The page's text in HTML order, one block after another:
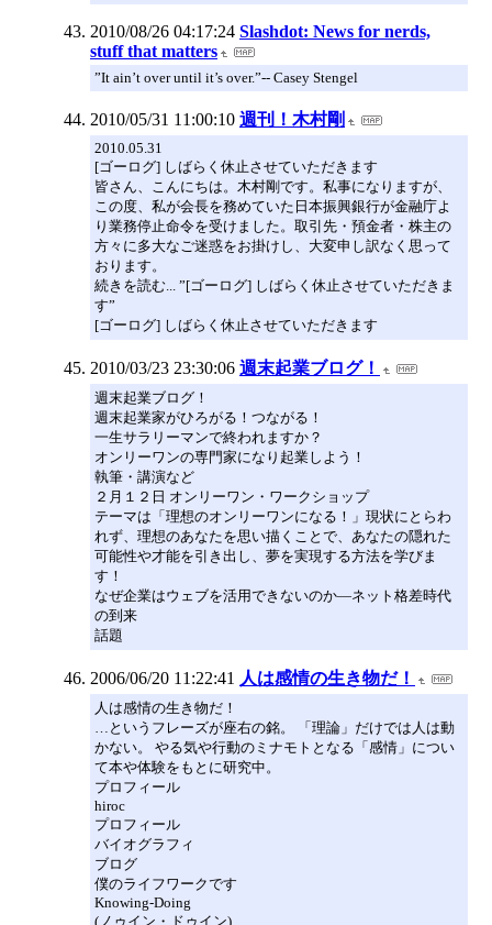
2010/08/26 04:17:24 Slashdot: News for nerds,
stuff that matters
”It ain’t over until it’s over.”-- Casey Stengel
2010/05/31 11:00:10 週刊！木村剛
2010.05.31
[ゴーログ] しばらく休止させていただきます
皆さん、こんにちは。木村剛です。私事になりますが、
この度、私が会長を務めていた日本振興銀行が金融庁よ
り業務停止命令を受けました。取引先・預金者・株主の
方々に多大なご迷惑をお掛けし、大変申し訳なく思って
おります。
続きを読む... ”[ゴーログ] しばらく休止させていただきま
す”
[ゴーログ] しばらく休止させていただきます
2010/03/23 23:30:06 週末起業ブログ！
週末起業ブログ！
週末起業家がひろがる！つながる！
一生サラリーマンで終われますか？
オンリーワンの専門家になり起業しよう！
執筆・講演など
２月１２日 オンリーワン・ワークショップ
テーマは「理想のオンリーワンになる！」現状にとらわ
れず、理想のあなたを思い描くことで、あなたの隠れた
可能性や才能を引き出し、夢を実現する方法を学びま
す！
なぜ企業はウェブを活用できないのか―ネット格差時代
の到来
話題
2006/06/20 11:22:41 人は感情の生き物だ！
人は感情の生き物だ！
…というフレーズが座右の銘。 「理論」だけでは人は動
かない。 やる気や行動のミナモトとなる「感情」につい
て本や体験をもとに研究中。
プロフィール
hiroc
プロフィール
バイオグラフィ
ブログ
僕のライフワークです
Knowing-Doing
(ノゥイン・ドゥイン)